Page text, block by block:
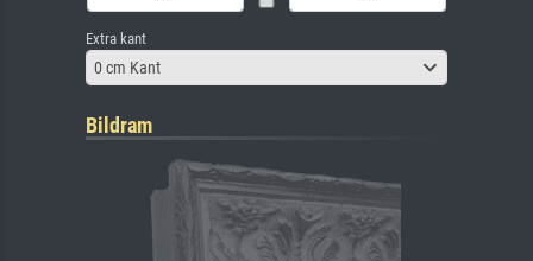
Extra kant
0 cm Kant
Bildram